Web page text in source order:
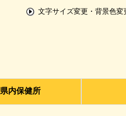
文字サイズ変更・背景色変
県内保健所